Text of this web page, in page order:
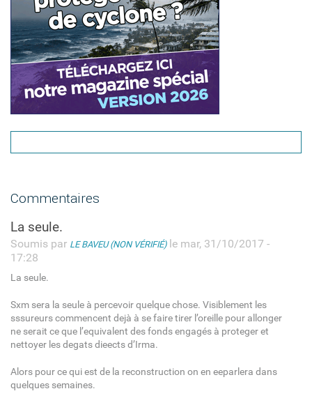
Commentaires
La seule.
Soumis par LE BAVEU (NON VÉRIFIÉ)le mar, 31/10/2017 -
17:28
La seule.
Sxm sera la seule à percevoir quelque chose. Visiblement les
sssureurs commencent dejà à se faire tirer l’oreille pour allonger
ne serait ce que l’equivalent des fonds engagés à proteger et
nettoyer les degats dieects d’Irma.
Alors pour ce qui est de la reconstruction on en eeparlera dans
quelques semaines.